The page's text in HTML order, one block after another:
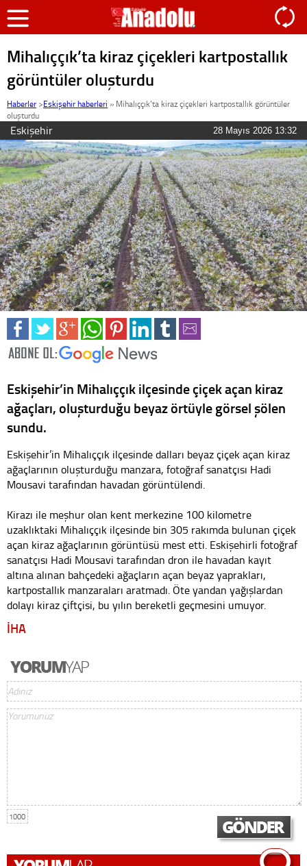
Mihalıççık’ta kiraz çiçekleri kartpostallık
görüntüler oluşturdu
Haberler >Eskişehir haberleri » Mihalıççık’ta kiraz çiçekleri kartpostallık görüntüler
oluşturdu
Eskişehir 28 Mayıs 2026 13:32
Eskişehir’in Mihalıççık ilçesinde çiçek açan kiraz
ağaçları, oluşturduğu beyaz örtüyle görsel şölen
sundu.
Eskişehir’in Mihalıççık ilçesinde dalları beyaz çiçek açan kiraz
ağaçlarının oluşturduğu manzara, fotoğraf sanatçısı Hadi
Mousavi tarafından havadan görüntülendi.
Kirazı ile meşhur olan kent merkezine 100 kilometre
uzaklıktaki Mihalıççık ilçesinde bin 305 rakımda bulunan çiçek
açan kiraz ağaçlarının görüntüsü mest etti. Eskişehirli fotoğraf
sanatçısı Hadi Mousavi tarafından dron ile havadan kayıt
altına alınan bahçedeki ağaçların açan beyaz yaprakları,
kartpostallık manzaraları aratmadı. Öte yandan yağışlardan
dolayı kiraz çiftçisi, bu yılın bereketli geçmesini umuyor.
İHA
1000